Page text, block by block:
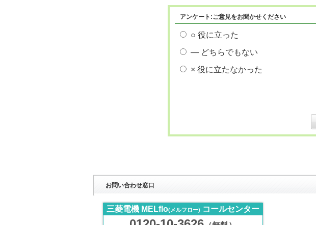
アンケート:ご意見をお聞かせください
○ 役に立った
― どちらでもない
× 役に立たなかった
お問い合わせ窓口
三菱電機 MELflo(メルフロー) コールセンター